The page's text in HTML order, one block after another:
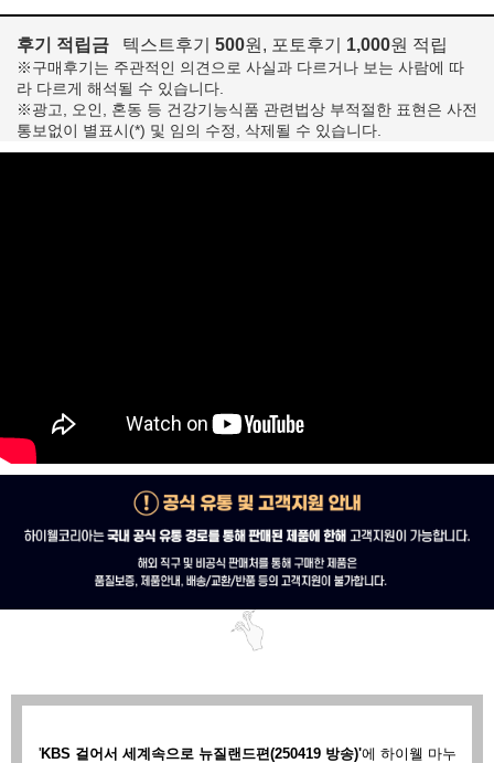
후기 적립금 텍스트후기 500원, 포토후기 1,000원 적립
※구매후기는 주관적인 의견으로 사실과 다르거나 보는 사람에 따
라 다르게 해석될 수 있습니다.
※광고, 오인, 혼동 등 건강기능식품 관련법상 부적절한 표현은 사전
통보없이 별표시(*) 및 임의 수정, 삭제될 수 있습니다.
'KBS 걸어서 세계속으로 뉴질랜드편(250419 방송)'에 하이웰 마누